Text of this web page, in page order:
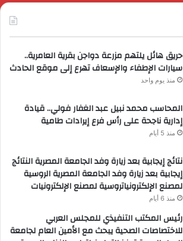
حريق هائل يلتهم مزرعة دواجن بقرية العامرية..
سيارات الإطفاء والإسعاف تهرع إلى موقع الحادث
منذ يوم واحد
المحاسب محمد نبيل عبد الغفار فولي.. قيادة
إدارية ناجحة على رأس فرع إيرادات طامية
منذ 5 أيام
نتائج إيجابية بعد زيارة وفد الجامعة المصرية النتائج
إيجابية بعد زيارة وفد الجامعة المصرية الروسية
لمصنع الإلكترونياتروسية لمصنع الإلكترونيات
منذ 6 أيام
رئيس المكتب التنفيذي للمجلس العربي
للاختصاصات الصحية يبحث مع الأمين العام لجامعة